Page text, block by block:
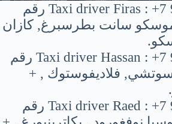
Taxi driver Firas : +7 915 *** 45 67 رقم
سانت بطرسبرغ, كازان
Taxi driver Hassan : +7 916 *** 56 78 رقم
فلاديفوستوك , +
Taxi driver Raed : +7 917 *** 67 89 رقم